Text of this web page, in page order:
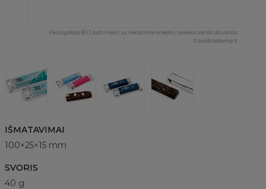
Ekologiškas BIO batonėlis | su reklamine etikete | sveikos verslo dovanos
© saldireklama.lt
IŠMATAVIMAI
100×25×15 mm
SVORIS
40 g